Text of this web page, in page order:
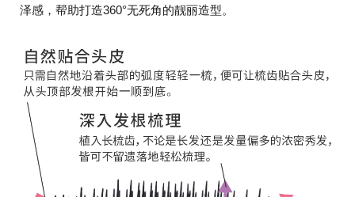
泽感，帮助打造360°无死角的靓丽造型。